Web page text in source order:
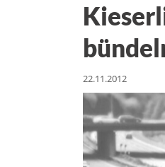
22.11.2012